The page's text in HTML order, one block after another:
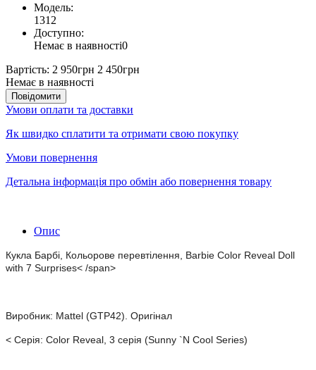
Модель:
1312
Доступно:
Немає в наявності0
Вартість: 2 950грн 2 450грн
Немає в наявності
Повідомити
Умови оплати та доставки
Як швидко сплатити та отримати свою покупку
Умови повернення
Детальна інформація про обмін або повернення товару
Опис
Кукла Барбі, Кольорове перевтілення, Barbie Color Reveal Doll
with 7 Surprises< /span>
Виробник: Mattel (GTP42). Оригінал
< Серія: Color Reveal, 3 серія (Sunny `N Cool Series)